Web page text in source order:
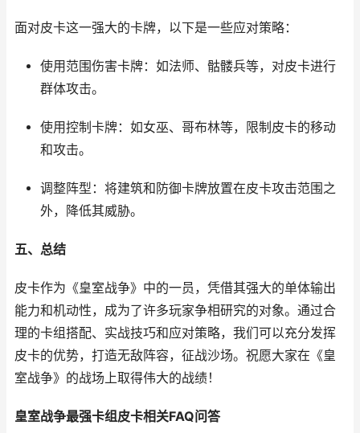
面对皮卡这一强大的卡牌，以下是一些应对策略：
使用范围伤害卡牌：如法师、骷髅兵等，对皮卡进行
群体攻击。
使用控制卡牌：如女巫、哥布林等，限制皮卡的移动
和攻击。
调整阵型：将建筑和防御卡牌放置在皮卡攻击范围之
外，降低其威胁。
五、总结
皮卡作为《皇室战争》中的一员，凭借其强大的单体输出
能力和机动性，成为了许多玩家争相研究的对象。通过合
理的卡组搭配、实战技巧和应对策略，我们可以充分发挥
皮卡的优势，打造无敌阵容，征战沙场。祝愿大家在《皇
室战争》的战场上取得伟大的战绩！
皇室战争最强卡组皮卡相关FAQ问答